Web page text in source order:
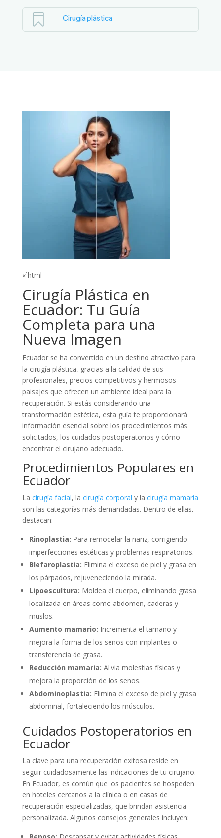
 Cirugía plástica
«`html
Cirugía Plástica en
Ecuador: Tu Guía
Completa para una
Nueva Imagen
Ecuador se ha convertido en un destino atractivo para
la cirugía plástica, gracias a la calidad de sus
profesionales, precios competitivos y hermosos
paisajes que ofrecen un ambiente ideal para la
recuperación. Si estás considerando una
transformación estética, esta guía te proporcionará
información esencial sobre los procedimientos más
solicitados, los cuidados postoperatorios y cómo
encontrar el cirujano adecuado.
Procedimientos Populares en
Ecuador
La cirugía facial, la cirugía corporal y la cirugía mamaria
son las categorías más demandadas. Dentro de ellas,
destacan:
Rinoplastia: Para remodelar la nariz, corrigiendo
imperfecciones estéticas y problemas respiratorios.
Blefaroplastia: Elimina el exceso de piel y grasa en
los párpados, rejuveneciendo la mirada.
Lipoescultura: Moldea el cuerpo, eliminando grasa
localizada en áreas como abdomen, caderas y
muslos.
Aumento mamario: Incrementa el tamaño y
mejora la forma de los senos con implantes o
transferencia de grasa.
Reducción mamaria: Alivia molestias físicas y
mejora la proporción de los senos.
Abdominoplastia: Elimina el exceso de piel y grasa
abdominal, fortaleciendo los músculos.
Cuidados Postoperatorios en
Ecuador
La clave para una recuperación exitosa reside en
seguir cuidadosamente las indicaciones de tu cirujano.
En Ecuador, es común que los pacientes se hospeden
en hoteles cercanos a la clínica o en casas de
recuperación especializadas, que brindan asistencia
personalizada. Algunos consejos generales incluyen:
Reposo: Descansar y evitar actividades físicas